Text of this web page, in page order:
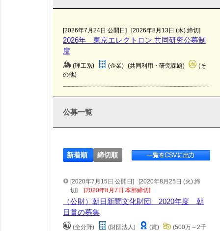
[2026年7月24日 公開日] [2026年8月13日 (木) 締切]
2026年 東京エレクトロン 共同研究公募制
度
(理工系) (企業) (共同利用・研究課題)
(そ
の他)
公募一覧
新着順 締切順
[2020年7月15日 公開日]
[2020年8月25日 (火) 締
切]
[2020年8月7日 本部締切]
（公財）朝日新聞文化財団 2020年度 朝
日賞の募集
(全分野) (財団法人) (賞)
(500万～2千